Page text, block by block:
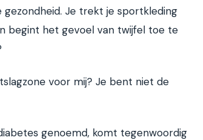
gezondheid. Je trekt je sportkleding
begint het gevoel van twijfel toe te
voor mij? Je bent niet de
genoemd, komt tegenwoordig